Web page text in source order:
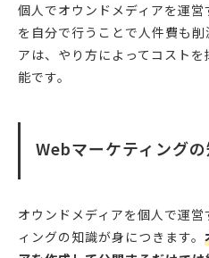
個人でオウンドメディアを運
を自分で行うことで人件費も
アは、やり方によってコスト
能です。
Webマーケティング
オウンドメディアを個人で運
ィングの知識が身につきます。